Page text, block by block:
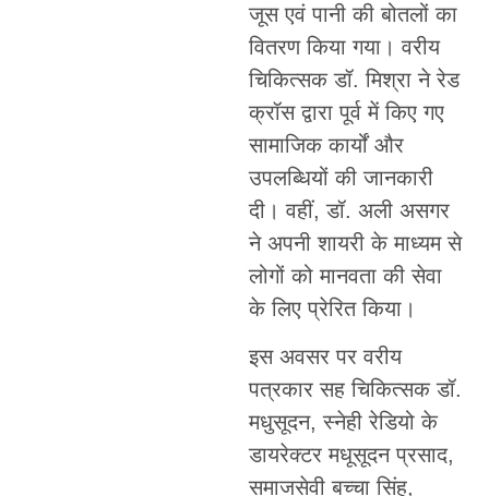
जूस एवं पानी की बोतलों का
वितरण किया गया। वरीय
चिकित्सक डॉ. मिश्रा ने रेड
क्रॉस द्वारा पूर्व में किए गए
सामाजिक कार्यों और
उपलब्धियों की जानकारी
दी। वहीं, डॉ. अली असगर
ने अपनी शायरी के माध्यम से
लोगों को मानवता की सेवा
के लिए प्रेरित किया।
इस अवसर पर वरीय
पत्रकार सह चिकित्सक डॉ.
मधुसूदन, स्नेही रेडियो के
डायरेक्टर मधूसूदन प्रसाद,
समाजसेवी बच्चा सिंह,